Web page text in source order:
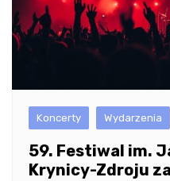
Koncerty Wydarzenia
59. Festiwal im.
Krynicy-Zdroju